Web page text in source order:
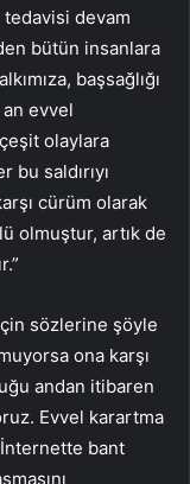
tedavisi devam
bütün insanlara
başsağlığı
evvel
olaylara
saldırıyı
cürüm olarak
olmuştur, artık de
sözlerine şöyle
ona karşı
andan itibaren
Evvel karartma
bant